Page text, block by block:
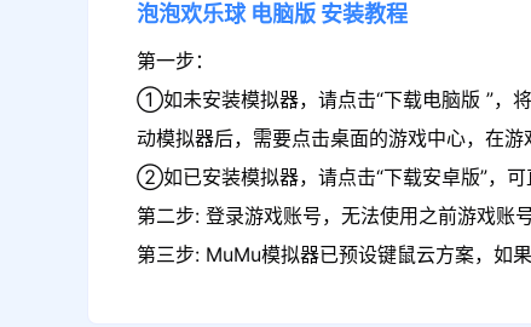
泡泡欢乐球 电脑版 安装教程
第一步：
①如未安装模拟器，请点击“下载电脑版 ”，
动模拟器后，需要点击桌面的游戏中心，在游
②如已安装模拟器，请点击“下载安卓版”，可
第二步: 登录游戏账号，无法使用之前游戏
第三步: MuMu模拟器已预设键鼠云方案，如